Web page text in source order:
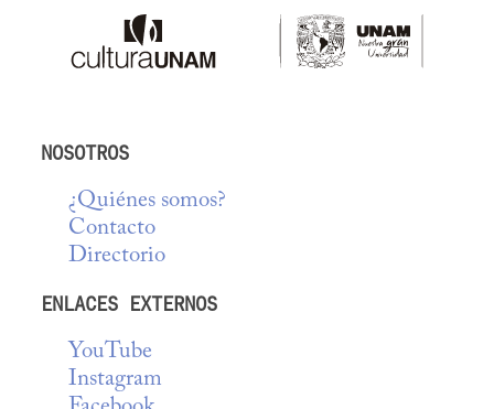
NOSOTROS
¿Quiénes somos?
Contacto
Directorio
ENLACES EXTERNOS
YouTube
Instagram